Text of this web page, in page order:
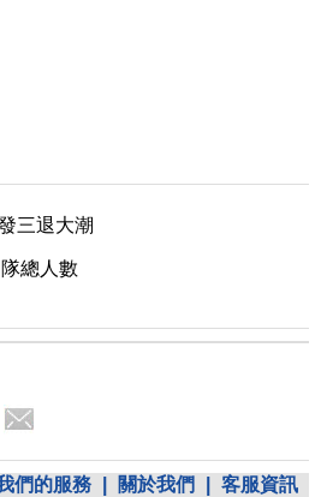
三退大潮
總人數
們的服務 關於我們 客服資訊